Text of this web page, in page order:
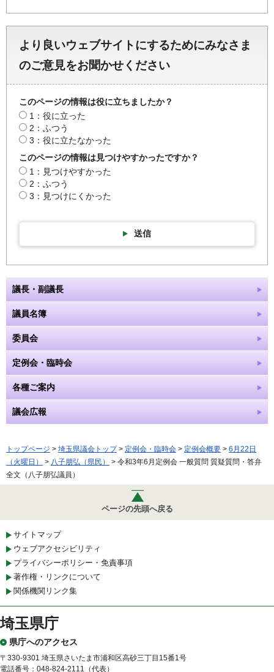
より良いウェブサイトにするためにみなさま
のご意見をお聞かせください
このページの情報は役に立ちましたか？
1：役に立った
2：ふつう
3：役に立たなかった
このページの情報は見つけやすかったですか？
1：見つけやすかった
2：ふつう
3：見つけにくかった
送信
議長・副議長
議員名簿
委員会
定例会・臨時会
各種ご案内
議会広報
トップページ > 埼玉県議会トップ> 定例会・臨時会 > 定例会概要 > 6月22日
（火曜日）
> 八子朋弘（県民）
> 令和3年6月定例会 一般質問 質疑質問・答弁
全文（八子朋弘議員）
ページの先頭へ戻る
サイトマップ
ウェブアクセシビリティ
プライバシーポリシー・免責事項
著作権・リンクについて
関係機関リンク集
埼玉県庁
県庁へのアクセス
〒330-9301 埼玉県さいたま市浦和区高砂三丁目15番1号
電話番号：048-824-2111（代表）